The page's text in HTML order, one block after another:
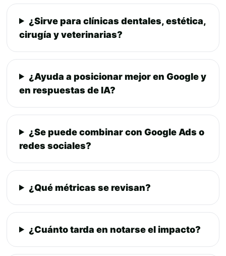
¿Sirve para clínicas dentales, estética,
cirugía y veterinarias?
¿Ayuda a posicionar mejor en Google y
en respuestas de IA?
¿Se puede combinar con Google Ads o
redes sociales?
¿Qué métricas se revisan?
¿Cuánto tarda en notarse el impacto?